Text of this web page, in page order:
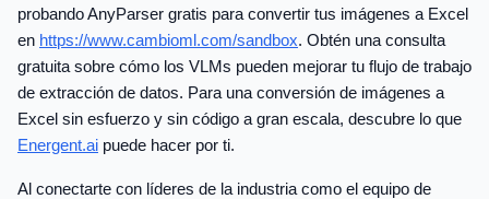
probando AnyParser gratis para convertir tus imágenes a Excel
en https://www.cambioml.com/sandbox. Obtén una consulta
gratuita sobre cómo los VLMs pueden mejorar tu flujo de trabajo
de extracción de datos. Para una conversión de imágenes a
Excel sin esfuerzo y sin código a gran escala, descubre lo que
Energent.ai puede hacer por ti.
Al conectarte con líderes de la industria como el equipo de